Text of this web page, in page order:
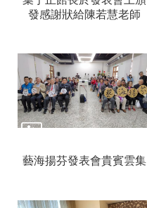
發感謝狀給陳若慧老師
藝海揚芬發表會貴賓雲集